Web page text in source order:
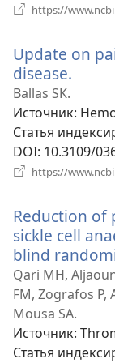
https://
Update on
disease.
окне)
Ballas SK.
Источник‎:
Статья
DOI‎: 10.3109/
https://
Reduction of
sickle cell
blind
Qari MH,
FM, Zografos P,
Mousa SA.
Источник‎:
Статья